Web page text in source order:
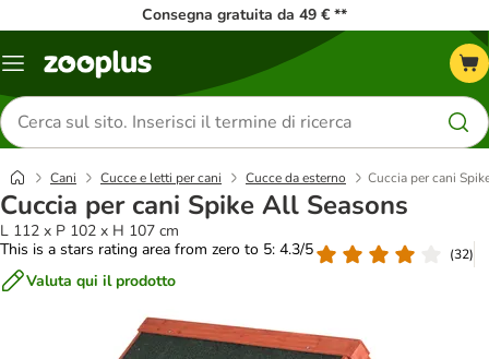
Consegna gratuita da 49 € **
Overview
Cerca
prodotti
Cani Cucce e letti per cani Cucce da esterno Cuccia per cani
Cuccia per cani Spike All Seasons
L 112 x P 102 x H 107 cm
This is a stars rating area from zero to 5: 4.3/5
(32)
Valuta qui il prodotto